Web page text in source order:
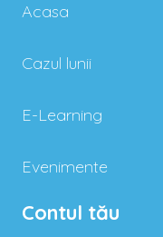
Acasa
Cazul lunii
E-Learning
Evenimente
Contul tău